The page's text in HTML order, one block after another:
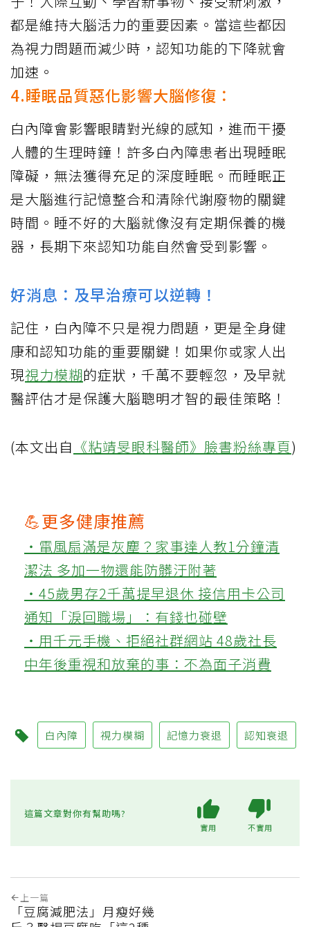
都是維持大腦活力的重要因素。當這些都因
為視力問題而減少時，認知功能的下降就會
加速。
4.睡眠品質惡化影響大腦修復：
白內障會影響眼睛對光線的感知，進而干擾
人體的生理時鐘！許多白內障患者出現睡眠
障礙，無法獲得充足的深度睡眠。而睡眠正
是大腦進行記憶整合和清除代謝廢物的關鍵
時間。睡不好的大腦就像沒有定期保養的機
器，長期下來認知功能自然會受到影響。
好消息：及早治療可以逆轉！
記住，白內障不只是視力問題，更是全身健
康和認知功能的重要關鍵！如果你或家人出
現視力模糊的症狀，千萬不要輕忽，及早就
醫評估才是保護大腦聰明才智的最佳策略！
(本文出自 《粘靖旻眼科醫師》臉書粉絲專頁)
💪更多健康推薦
‧電風扇滿是灰塵？家事達人教1分鐘清
潔法 多加一物還能防髒汙附著
‧45歲男存2千萬提早退休 接信用卡公司
通知「淚回職場」：有錢也碰壁
‧用千元手機、拒絕社群網站 48歲社長
中年後重視和放棄的事：不為面子消費
白內障 視力模糊 記憶力衰退 認知衰退
這篇文章對你有幫助嗎?
實用 不實用
上一篇
「豆腐減肥法」月瘦好幾